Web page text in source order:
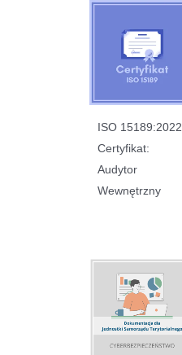
ISO 15189:2022
Certyfikat:
Audytor
Wewnętrzny